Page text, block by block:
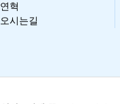
연혁
오시는길